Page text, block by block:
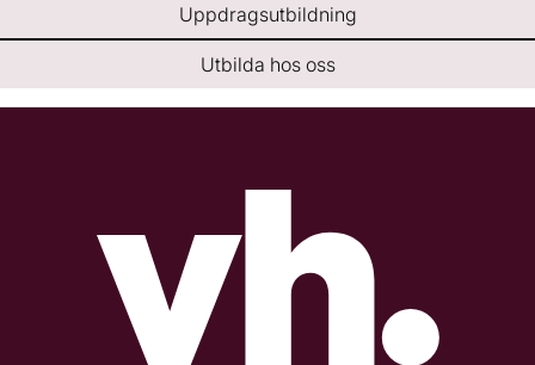
Uppdragsutbildning
Utbilda hos oss